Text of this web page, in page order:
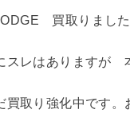
買取りました
スレはありますが
買取り強化中です。